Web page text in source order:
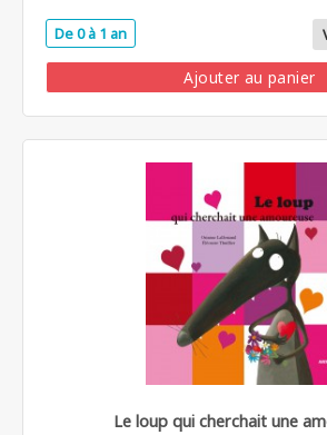
De 0 à 1 an
Ajouter au panier
Le loup qui cherchait une